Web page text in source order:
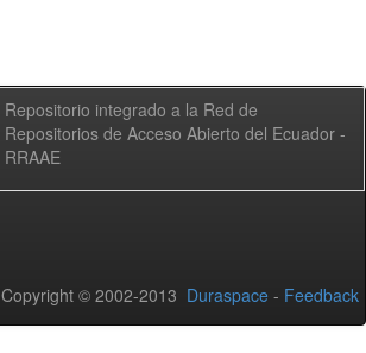
Repositorio integrado a la Red de
Repositorios de Acceso Abierto del Ecuador -
RRAAE
Copyright © 2002-2013 Duraspace - Feedback